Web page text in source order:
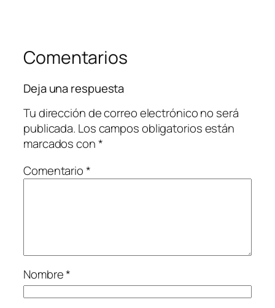
Comentarios
Deja una respuesta
Tu dirección de correo electrónico no será
publicada. Los campos obligatorios están
marcados con*
Comentario*
Nombre*